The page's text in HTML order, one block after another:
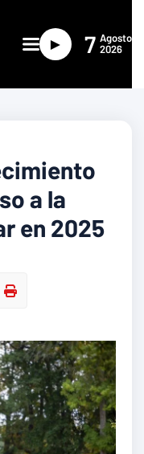
► 7 Agosto
2026
a la
en 2025